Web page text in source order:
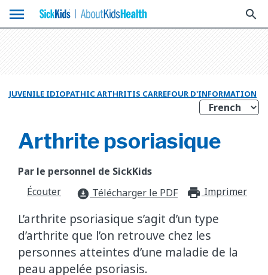
menu search
JUVENILE IDIOPATHIC ARTHRITIS CARREFOUR D'INFORMATION
Arthrite psoriasique
Par le personnel de SickKids
Écouter
download_for_offline Télécharger le PDF Imprimer
L’arthrite psoriasique s’agit d’un type
d’arthrite que l’on retrouve chez les
personnes atteintes d’une maladie de la
peau appelée psoriasis.